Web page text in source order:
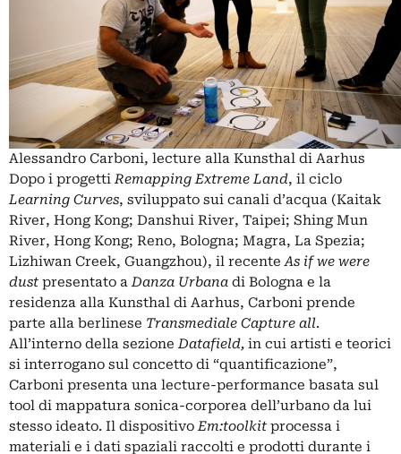
Alessandro Carboni, lecture alla Kunsthal di Aarhus
Dopo i progettiRemapping Extreme Land, il ciclo
Learning Curves, sviluppato sui canali d’acqua (Kaitak
River, Hong Kong; Danshui River, Taipei; Shing Mun
River, Hong Kong; Reno, Bologna; Magra, La Spezia;
Lizhiwan Creek, Guangzhou), il recenteAs if we were
dust presentato aDanza Urbana di Bologna e la
residenza alla Kunsthal di Aarhus, Carboni prende
parte alla berlinese Transmediale Capture all.
All’interno della sezioneDatafield, in cui artisti e teorici
si interrogano sul concetto di “quantificazione”,
Carboni presenta una lecture-performance basata sul
tool di mappatura sonica-corporea dell’urbano da lui
stesso ideato. Il dispositivoEm:toolkit processa i
materiali e i dati spaziali raccolti e prodotti durante i